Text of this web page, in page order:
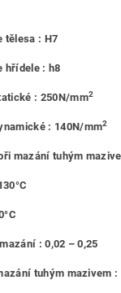
tělesa : H7
hřídele : h8
: 250N/mm2
: 140N/mm2
mazání tuhým
: 0,02 – 0,25
tuhým mazivem :